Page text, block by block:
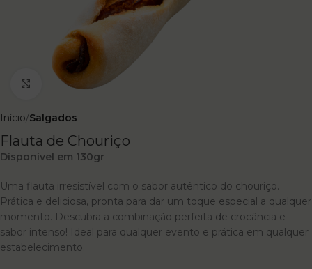
Click to enlarge
Início Salgados
Flauta de Chouriço
Disponível em 130gr
Uma flauta irresistível com o sabor autêntico do chouriço.
Prática e deliciosa, pronta para dar um toque especial a qualquer
momento. Descubra a combinação perfeita de crocância e
sabor intenso! Ideal para qualquer evento e prática em qualquer
estabelecimento.